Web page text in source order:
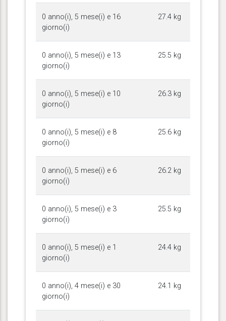
0 anno(i), 5 mese(i) e 16
giorno(i)
27.4 kg
0 anno(i), 5 mese(i) e 13
giorno(i)
25.5 kg
0 anno(i), 5 mese(i) e 10
giorno(i)
26.3 kg
0 anno(i), 5 mese(i) e 8
giorno(i)
25.6 kg
0 anno(i), 5 mese(i) e 6
giorno(i)
26.2 kg
0 anno(i), 5 mese(i) e 3
giorno(i)
25.5 kg
0 anno(i), 5 mese(i) e 1
giorno(i)
24.4 kg
0 anno(i), 4 mese(i) e 30
giorno(i)
24.1 kg